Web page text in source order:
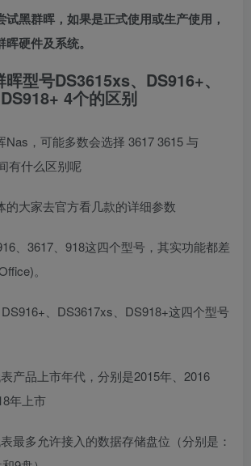
黑群晖，如果是正式使用或生产使用，
硬件及系统。
型号DS3615xs、DS916+、
4个的区别
Nas，可能多数会选择 3617 3615 与
有什么区别呢
的大家去官方看几款的详细参数
、3617、918这四个型号，其实功能都差
。
、DS3617xs、DS918+这四个型号
产品上市年代，分别是2015年、2016
年上市
最多允许接入的数据存储盘位（分别是：